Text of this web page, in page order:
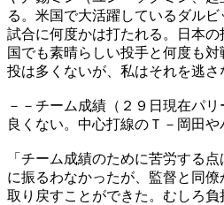
る。米国で大活躍しているダルビ
試合に何度かは打たれる。日本
国でも素晴らしい投手と何度も
投は多くないが、私はそれを逃さ
－－チーム成績（２９日現在パ
良くない。中心打線のＴ－岡田や
「チーム成績のために苦労する
に振るわなかったが、監督と同
取り戻すことができた。むしろ